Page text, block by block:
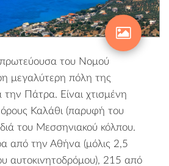
πρωτεύουσα του Νομού
μεγαλύτερη πόλη της
Πάτρα. Είναι χτισμένη
Καλάθι (παρυφή του
του Μεσσηνιακού κόλπου.
από την Αθήνα (μόλις 2,5
αυτοκινητοδρόμου), 215 από